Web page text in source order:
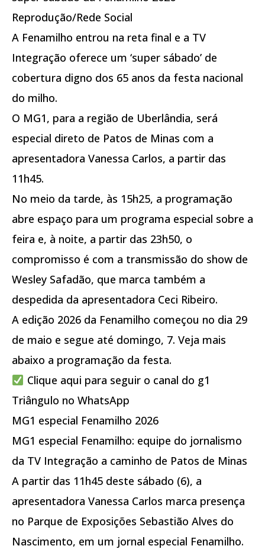
Reprodução/Rede Social
A Fenamilho entrou na reta final e a TV
Integração oferece um ‘super sábado’ de
cobertura digno dos 65 anos da festa nacional
do milho.
O MG1, para a região de Uberlândia, será
especial direto de Patos de Minas com a
apresentadora Vanessa Carlos, a partir das
11h45.
No meio da tarde, às 15h25, a programação
abre espaço para um programa especial sobre a
feira e, à noite, a partir das 23h50, o
compromisso é com a transmissão do show de
Wesley Safadão, que marca também a
despedida da apresentadora Ceci Ribeiro.
A edição 2026 da Fenamilho começou no dia 29
de maio e segue até domingo, 7. Veja mais
abaixo a programação da festa.
Clique aqui para seguir o canal do g1
Triângulo no WhatsApp
MG1 especial Fenamilho 2026
MG1 especial Fenamilho: equipe do jornalismo
da TV Integração a caminho de Patos de Minas
A partir das 11h45 deste sábado (6), a
apresentadora Vanessa Carlos marca presença
no Parque de Exposições Sebastião Alves do
Nascimento, em um jornal especial Fenamilho.